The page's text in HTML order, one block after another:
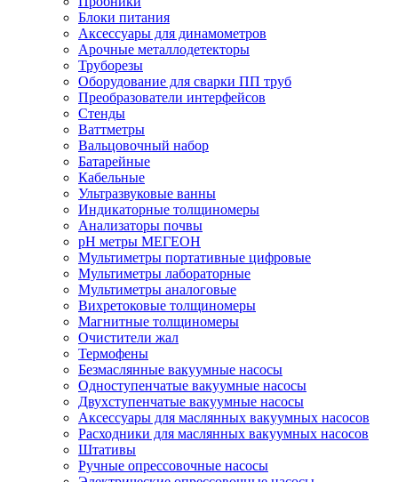
Блоки питания
Аксессуары для динамометров
Арочные металлодетекторы
Труборезы
Оборудование для сварки ПП труб
Преобразователи интерфейсов
Стенды
Ваттметры
Вальцовочный набор
Батарейные
Кабельные
Ультразвуковые ванны
Индикаторные толщиномеры
Анализаторы почвы
рН метры МЕГЕОН
Мультиметры портативные цифровые
Мультиметры лабораторные
Мультиметры аналоговые
Вихретоковые толщиномеры
Магнитные толщиномеры
Очистители жал
Термофены
Безмаслянные вакуумные насосы
Одноступенчатые вакуумные насосы
Двухступенчатые вакуумные насосы
Аксессуары для маслянных вакуумных насосов
Расходники для маслянных вакуумных насосов
Штативы
Ручные опрессовочные насосы